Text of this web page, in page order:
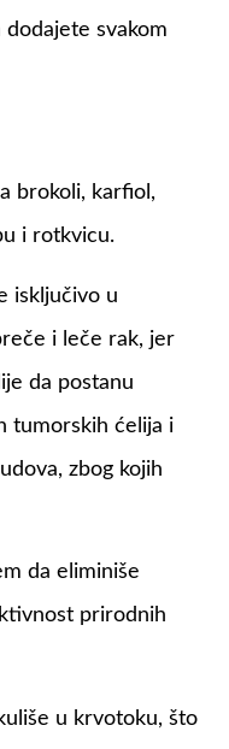
dodajete svakom
brokoli, karfiol,
i rotkvicu.
isključivo u
i leče rak, jer
da postanu
tumorskih ćelija i
zbog kojih
da eliminiše
prirodnih
u krvotoku, što